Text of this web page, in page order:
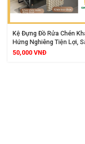
Kệ Đựng Đồ Rửa Chén
Hứng Nghiêng Tiện Lợi,
Tĩnh Điện Chống Gỉ, Thiết
50,000 VNĐ